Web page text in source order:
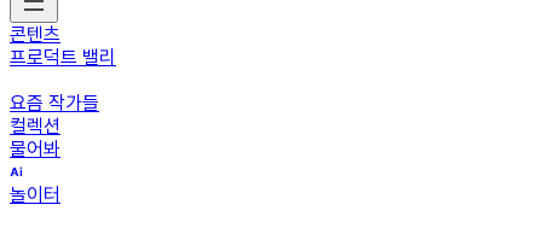
콘텐츠
프로덕트 밸리
요즘 작가들
컬렉션
물어봐
놀이터